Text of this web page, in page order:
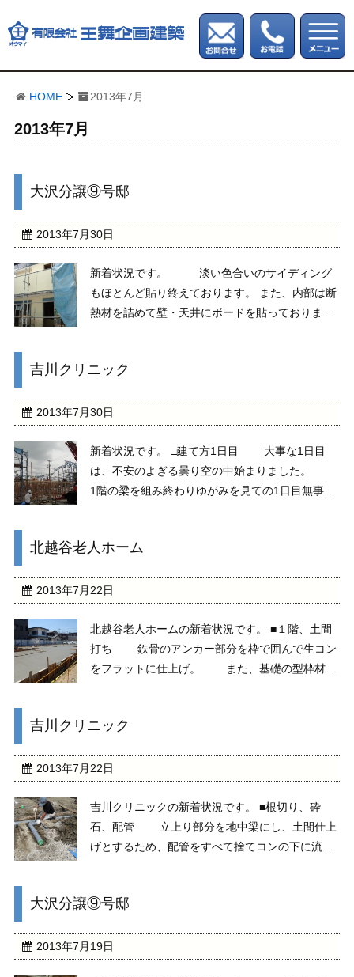
HOME 2013年7月
2013年7月
大沢分譲⑨号邸
2013年7月30日
新着状況です。 淡い色合いのサイディング
もほとんど貼り終えております。 また、内部は断
熱材を詰めて壁・天井にボードを貼っておりま
吉川クリニック
2013年7月30日
新着状況です。 □建て方1日目 大事な1日目
は、不安のよぎる曇り空の中始まりました。
1階の梁を組み終わりゆがみを見ての1日目無事終
のです。 □建て方3日目（上棟） 2 ...
北越谷老人ホーム
2013年7月22日
北越谷老人ホームの新着状況です。 ■１階、土間
打ち 鉄骨のアンカー部分を枠で囲んで生コン
をフラットに仕上げ。 また、基礎の型枠材料
ナットで接続されています。（後日埋め戻し）
吉川クリニック
2013年7月22日
吉川クリニックの新着状況です。 ■根切り、砕
石、配管 立上り部分を地中梁にし、土間仕上
げとするため、配管をすべて捨てコンの下に流し
上に捨てコンを打ちました。 捨てコンに墨出
大沢分譲⑨号邸
2013年7月19日